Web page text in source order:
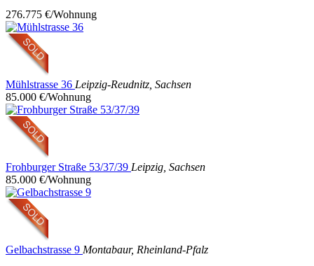
276.775 €/Wohnung
Mühlstrasse 36 Leipzig-Reudnitz, Sachsen
85.000 €/Wohnung
Frohburger Straße 53/37/39 Leipzig, Sachsen
85.000 €/Wohnung
Gelbachstrasse 9 Montabaur, Rheinland-Pfalz